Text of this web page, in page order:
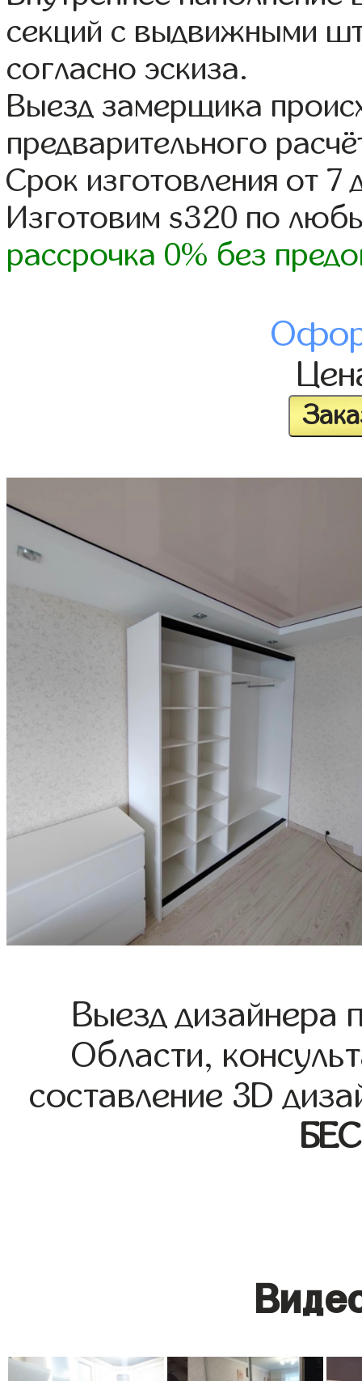
секций с выдвижными
согласно эскиза.
Выезд замерщика
предварительного
Срок изготовления от 7
Изготовим s320 по
рассрочка 0% без
Выезд дизайнера
Области,
составление 3D